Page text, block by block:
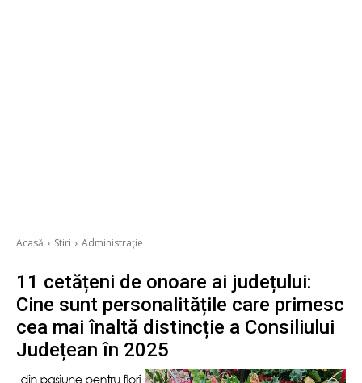
Acasă Stiri Administrație
11 cetățeni de onoare ai județului:
Cine sunt personalitățile care primesc
cea mai înaltă distincție a Consiliului
Județean în 2025